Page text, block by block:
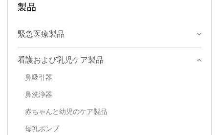
製品
緊急医療製品
看護および乳児ケア製品
鼻吸引器
鼻洗浄器
赤ちゃんと幼児のケア製品
母乳ポンプ